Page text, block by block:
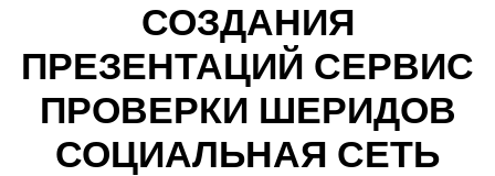
СОЗДАНИЯ
ПРЕЗЕНТАЦИЙ СЕРВИС
ПРОВЕРКИ ШЕРИДОВ
СОЦИАЛЬНАЯ СЕТЬ